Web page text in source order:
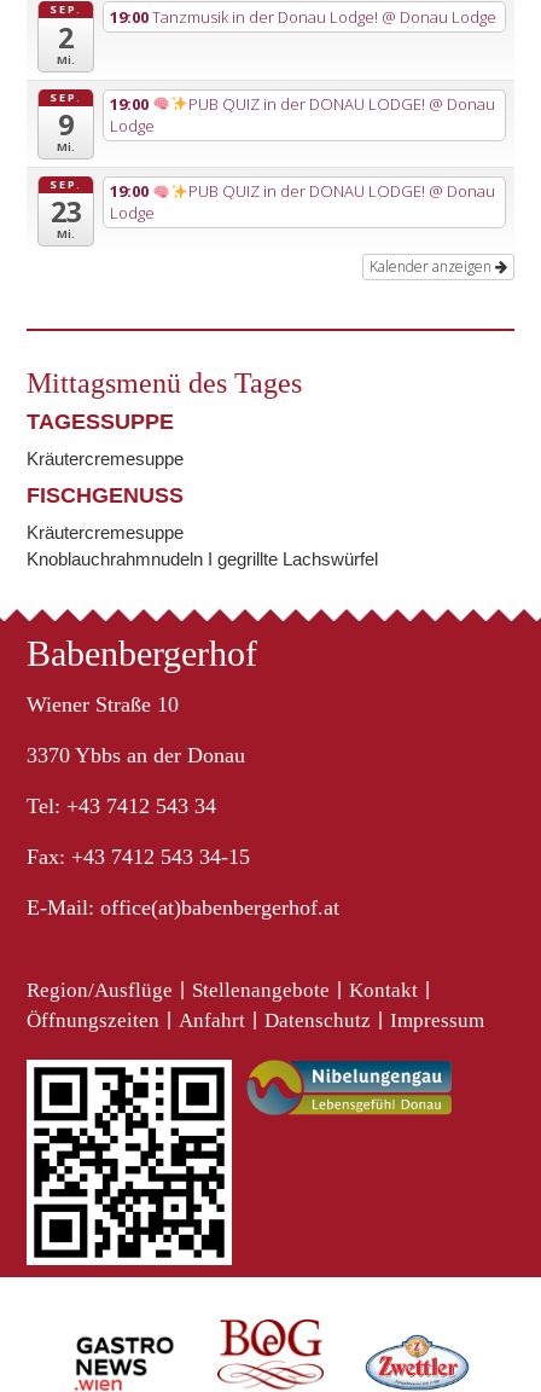
SEP.
2
Mi.
19:00Tanzmusik in der Donau Lodge! @ Donau Lodge
SEP.
9
Mi.
19:00 PUB QUIZ in der DONAU LODGE! @ Donau
Lodge
SEP.
23
Mi.
19:00 PUB QUIZ in der DONAU LODGE! @ Donau
Lodge
Kalender anzeigen
Mittagsmenü des Tages
TAGESSUPPE
Kräutercremesuppe
FISCHGENUSS
Kräutercremesuppe
Knoblauchrahmnudeln I gegrillte Lachswürfel
Babenbergerhof
Wiener Straße 10
3370 Ybbs an der Donau
Tel: +43 7412 543 34
Fax: +43 7412 543 34-15
E-Mail:office(at)babenbergerhof.at
Region/Ausflüge Stellenangebote Kontakt
Öffnungszeiten Anfahrt Datenschutz Impressum